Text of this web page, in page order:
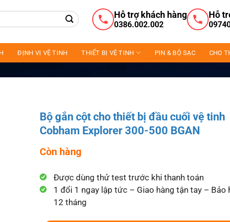
Hỗ trợ khách hàng
0386.002.002
Hỗ
ĐỊNH VỊ VỆ TINH THIẾT BỊ VỆ TINH PIN & BỘ SẠC CHO
Bộ gắn cột cho thiết bị đầu cuối vệ tinh
Cobham Explorer 300-500 BGAN
Còn hàng
Được dùng thử test trước khi thanh toán
1 đổi 1 ngay lập tức – Giao hàng tận tay – Bảo
12 tháng